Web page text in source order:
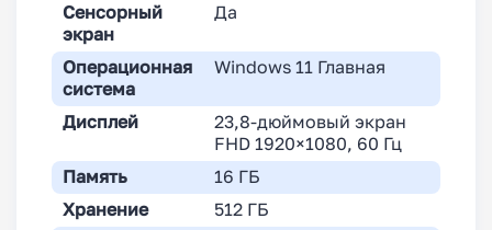
Сенсорный
экран
Да
Операционная
система
Windows 11 Главная
Дисплей
23,8-дюймовый экран
FHD 1920×1080, 60 Гц
Память
16 ГБ
Хранение
512 ГБ